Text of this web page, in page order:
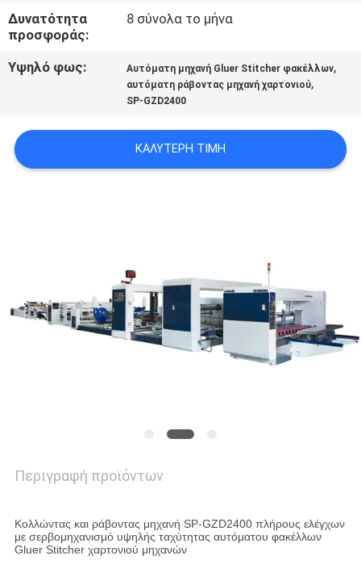
ΖΗΤΉΣΤΕ
ΈΝΑ
ΑΠΌΣΠΑΣΜΑ
VR
Δυνατότητα
προσφοράς:
8 σύνολα το μήνα
Υψηλό φως: Αυτόματη μηχανή Gluer Stitcher φακέλλων,
αυτόματη ράβοντας μηχανή χαρτονιού,
SP-GZD2400
ΚΑΛΎΤΕΡΗ ΤΙΜΉ
Περιγραφή προϊόντων
Κολλώντας και ράβοντας μηχανή SP-GZD2400 πλήρους ελέγχων
με σερβομηχανισμό υψηλής ταχύτητας αυτόματου φακέλλων
Gluer Stitcher χαρτονιού μηχανών